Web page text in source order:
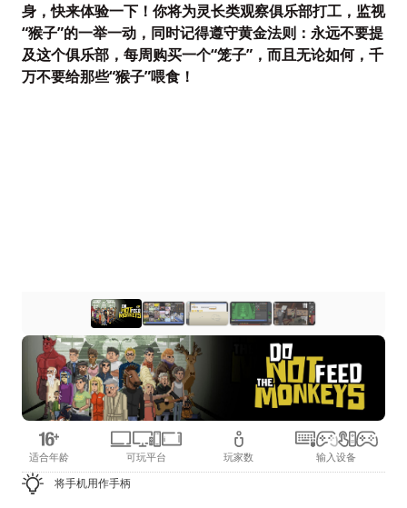
身，快来体验一下！你将为灵长类观察俱乐部打工，监视
“猴子”的一举一动，同时记得遵守黄金法则：永远不要提
及这个俱乐部，每周购买一个“笼子”，而且无论如何，千
万不要给那些“猴子”喂食！
适合年龄 可玩平台 玩家数 输入设备
将手机用作手柄